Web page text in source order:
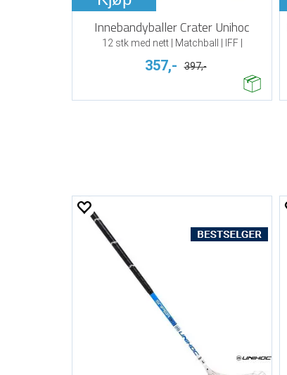
Innebandyballer Crater Unihoc
12 stk med nett | Matchball | IFF |
357,- 397,-